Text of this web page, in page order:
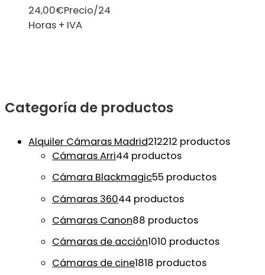
Categoría de productos
Alquiler Cámaras Madrid212212 productos
Cámaras Arri44 productos
Cámara Blackmagic55 productos
Cámaras 36044 productos
Cámaras Canon88 productos
Cámaras de acción1010 productos
Cámaras de cine1818 productos
24,00€Precio/24
Horas + IVA